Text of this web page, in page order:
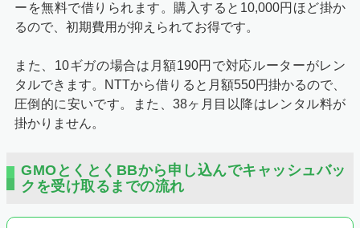
ーを無料で借りられます。購入すると10,000円ほど掛か
るので、初期費用が抑えられてお得です。
また、10ギガの場合は月額190円で対応ルーターがレン
タルできます。NTTから借りると月額550円掛かるので、
圧倒的に安いです。また、38ヶ月目以降はレンタル料が
掛かりません。
GMOとくとくBBから申し込んでキャッシュバッ
クを受け取るまでの流れ